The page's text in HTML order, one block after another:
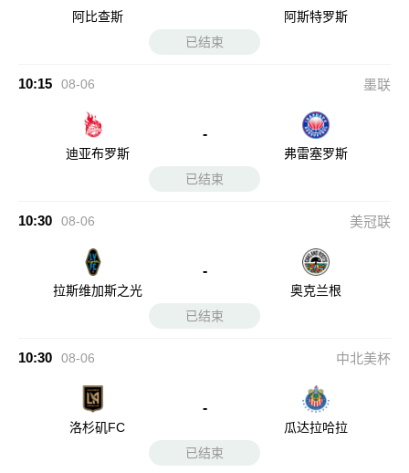
阿比查斯
阿斯特罗斯
已结束
10:15 08-06 墨联
迪亚布罗斯
-
弗雷塞罗斯
已结束
10:30 08-06 美冠联
拉斯维加斯之光
-
奥克兰根
已结束
10:30 08-06 中北美杯
洛杉矶FC
-
瓜达拉哈拉
已结束